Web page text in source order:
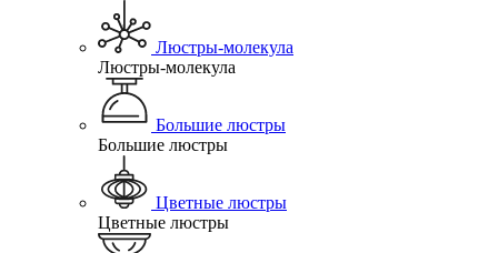
Люстры-молекула
Люстры-молекула
Большие люстры
Большие люстры
Цветные люстры
Цветные люстры